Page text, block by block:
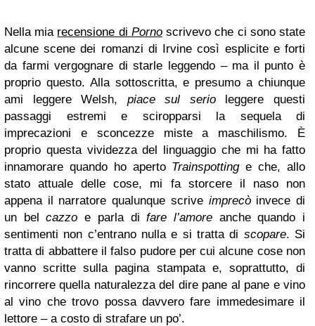
Nella mia recensione di Pornoscrivevo che ci sono state
alcune scene dei romanzi di Irvine così esplicite e forti
da farmi vergognare di starle leggendo – ma il punto è
proprio questo. Alla sottoscritta, e presumo a chiunque
ami leggere Welsh, piace sul serioleggere questi
passaggi estremi e sciropparsi la sequela di
imprecazioni e sconcezze miste a maschilismo. È
proprio questa vividezza del linguaggio che mi ha fatto
innamorare quando ho aperto Trainspottinge che, allo
stato attuale delle cose, mi fa storcere il naso non
appena il narratore qualunque scrive imprecòinvece di
un belcazzo e parla difare l’amore anche quando i
sentimenti non c’entrano nulla e si tratta di scopare. Si
tratta di abbattere il falso pudore per cui alcune cose non
vanno scritte sulla pagina stampata e, soprattutto, di
rincorrere quella naturalezza del dire pane al pane e vino
al vino che trovo possa davvero fare immedesimare il
lettore – a costo di strafare un po’.